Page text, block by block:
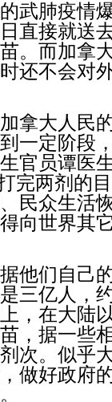
武肺疫情
直接就送
。而加拿
还不会对
拿大人民
一定阶段
官员谭医
完两剂的
民众生活
向世界其
他们自己
三亿人，
，在大陆
，据一些
次。似乎
做好政府